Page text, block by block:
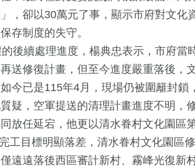
，卻以30萬元了事，顯示市府對文化
存制度的失守。
後續處理進度，楊典忠表示，市府當
送修復計畫，但至今進度嚴重落後，
今已是115年4月，現場仍被圍籬封
疑，空軍提送的清理計畫進度不明，
放任延宕，他更以清水眷村文化園區
工目標明顯落差，清水眷村文化園區
遠遠落後西區審計新村、霧峰光復新
32